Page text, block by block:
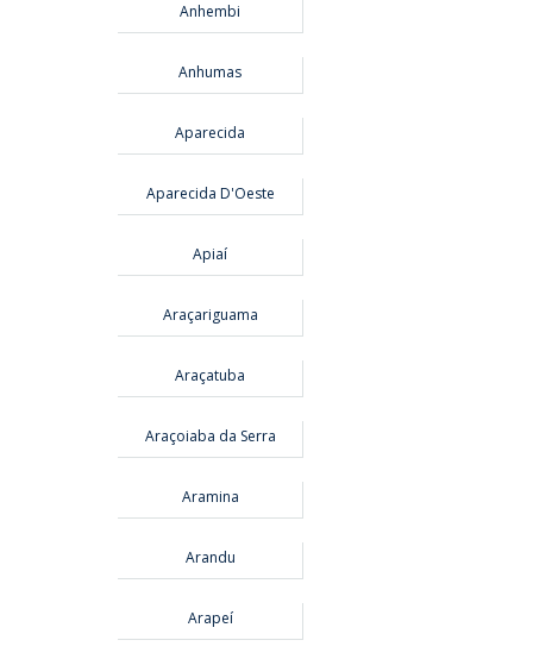
Anhembi
Anhumas
Aparecida
Aparecida D'Oeste
Apiaí
Araçariguama
Araçatuba
Araçoiaba da Serra
Aramina
Arandu
Arapeí